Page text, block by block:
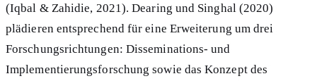
(Iqbal & Zahidie, 2021). Dearing und Singhal (2020)
plädieren entsprechend für eine Erweiterung um drei
Forschungsrichtungen: Disseminations- und
Implementierungsforschung sowie das Konzept des